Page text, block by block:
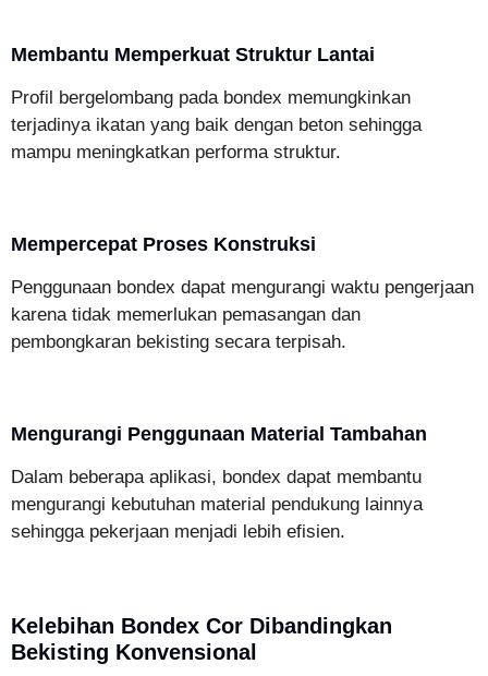
Membantu Memperkuat Struktur Lantai
Profil bergelombang pada bondex memungkinkan
terjadinya ikatan yang baik dengan beton sehingga
mampu meningkatkan performa struktur.
Mempercepat Proses Konstruksi
Penggunaan bondex dapat mengurangi waktu pengerjaan
karena tidak memerlukan pemasangan dan
pembongkaran bekisting secara terpisah.
Mengurangi Penggunaan Material Tambahan
Dalam beberapa aplikasi, bondex dapat membantu
mengurangi kebutuhan material pendukung lainnya
sehingga pekerjaan menjadi lebih efisien.
Kelebihan Bondex Cor Dibandingkan
Bekisting Konvensional